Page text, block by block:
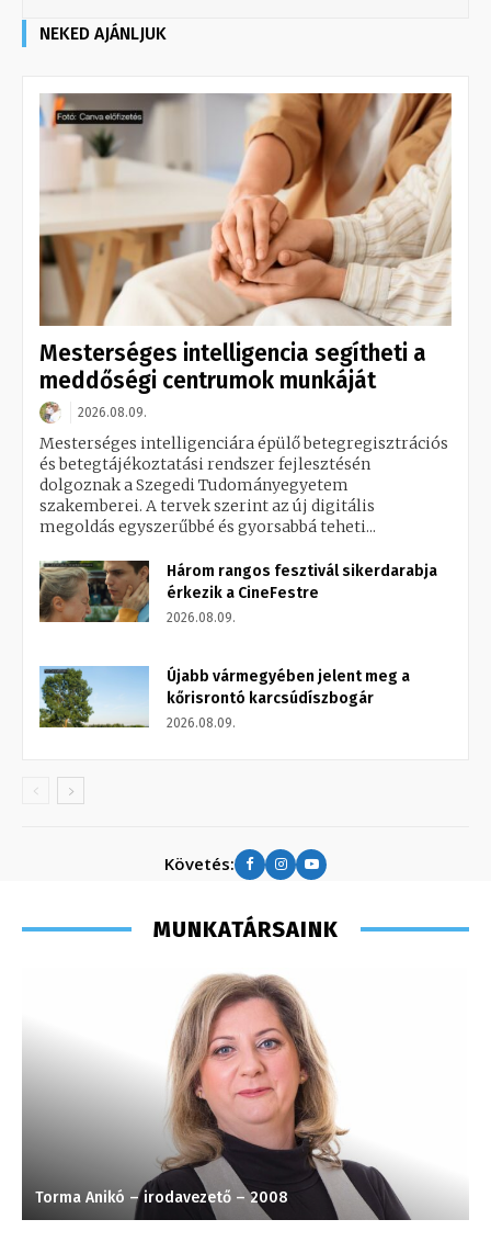
NEKED AJÁNLJUK
Mesterséges intelligencia segítheti a
meddőségi centrumok munkáját
2026.08.09.
Mesterséges intelligenciára épülő betegregisztrációs
és betegtájékoztatási rendszer fejlesztésén
dolgoznak a Szegedi Tudományegyetem
szakemberei. A tervek szerint az új digitális
megoldás egyszerűbbé és gyorsabbá teheti...
Három rangos fesztivál sikerdarabja
érkezik a CineFestre
2026.08.09.
Újabb vármegyében jelent meg a
kőrisrontó karcsúdíszbogár
2026.08.09.
Követés:
MUNKATÁRSAINK
– 2008 Farkasdi Gyula – technikus